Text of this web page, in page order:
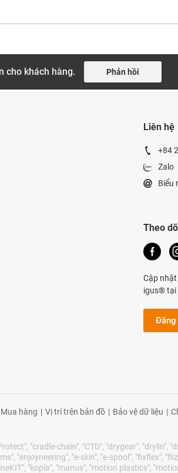
cho khách hàng. Phản hồi
Liên hệ
+84
Zalo
Biểu
Theo
Cập
igus® tại
Đăng
Mua hàng | Vị trí trên bản đồ | Bảo vệ dữ liệu |
"cradle-chain", "CTD", "drygear", "drylin",
"enjoyneering", "e-skin", "e-spool", "fixflex",
"kopla", "manus", "motion plastics",